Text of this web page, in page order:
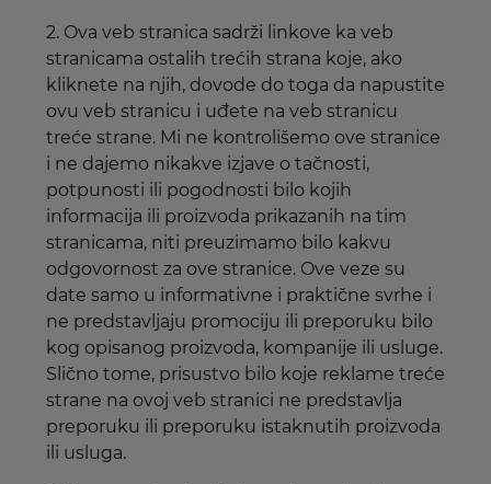
2. Ova veb stranica sadrži linkove ka veb
stranicama ostalih trećih strana koje, ako
kliknete na njih, dovode do toga da napustite
ovu veb stranicu i uđete na veb stranicu
treće strane. Mi ne kontrolišemo ove stranice
i ne dajemo nikakve izjave o tačnosti,
potpunosti ili pogodnosti bilo kojih
informacija ili proizvoda prikazanih na tim
stranicama, niti preuzimamo bilo kakvu
odgovornost za ove stranice. Ove veze su
date samo u informativne i praktične svrhe i
ne predstavljaju promociju ili preporuku bilo
kog opisanog proizvoda, kompanije ili usluge.
Slično tome, prisustvo bilo koje reklame treće
strane na ovoj veb stranici ne predstavlja
preporuku ili preporuku istaknutih proizvoda
ili usluga.